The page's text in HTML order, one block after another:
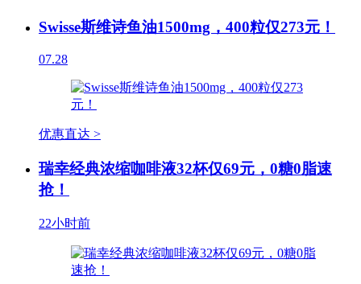
Swisse斯维诗鱼油1500mg，400粒仅273元！
07.28
优惠直达 >
瑞幸经典浓缩咖啡液32杯仅69元，0糖0脂速
抢！
22小时前